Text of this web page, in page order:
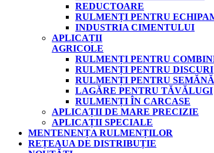
REDUCTOARE
RULMENȚI PENTRU
INDUSTRIA CIMENTULUI
APLICAȚII
AGRICOLE
RULMENȚI PENTRU
RULMENȚI PENTRU DISCURI
RULMENȚI PENTRU
LAGĂRE PENTRU TĂVĂLUGI
RULMENȚI ÎN CARCASE
APLICAȚII DE MARE PRECIZIE
APLICAȚII SPECIALE
MENTENENȚA RULMENȚILOR
REȚEAUA DE DISTRIBUȚIE